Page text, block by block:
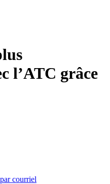
l’ATC grâce
courriel